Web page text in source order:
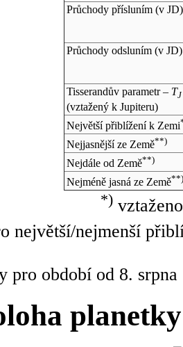
Průchody přísluním (v JD)
Průchody odsluním (v JD)
Tisserandův parametr – TJ
(vztažený k Jupiteru)
Největší přiblížení k Zemi
Nejjasnější ze Země**)
Nejdále od Země**)
Nejméně jasná ze Země**)
*)
největší/nejmenší
pro období od 8.